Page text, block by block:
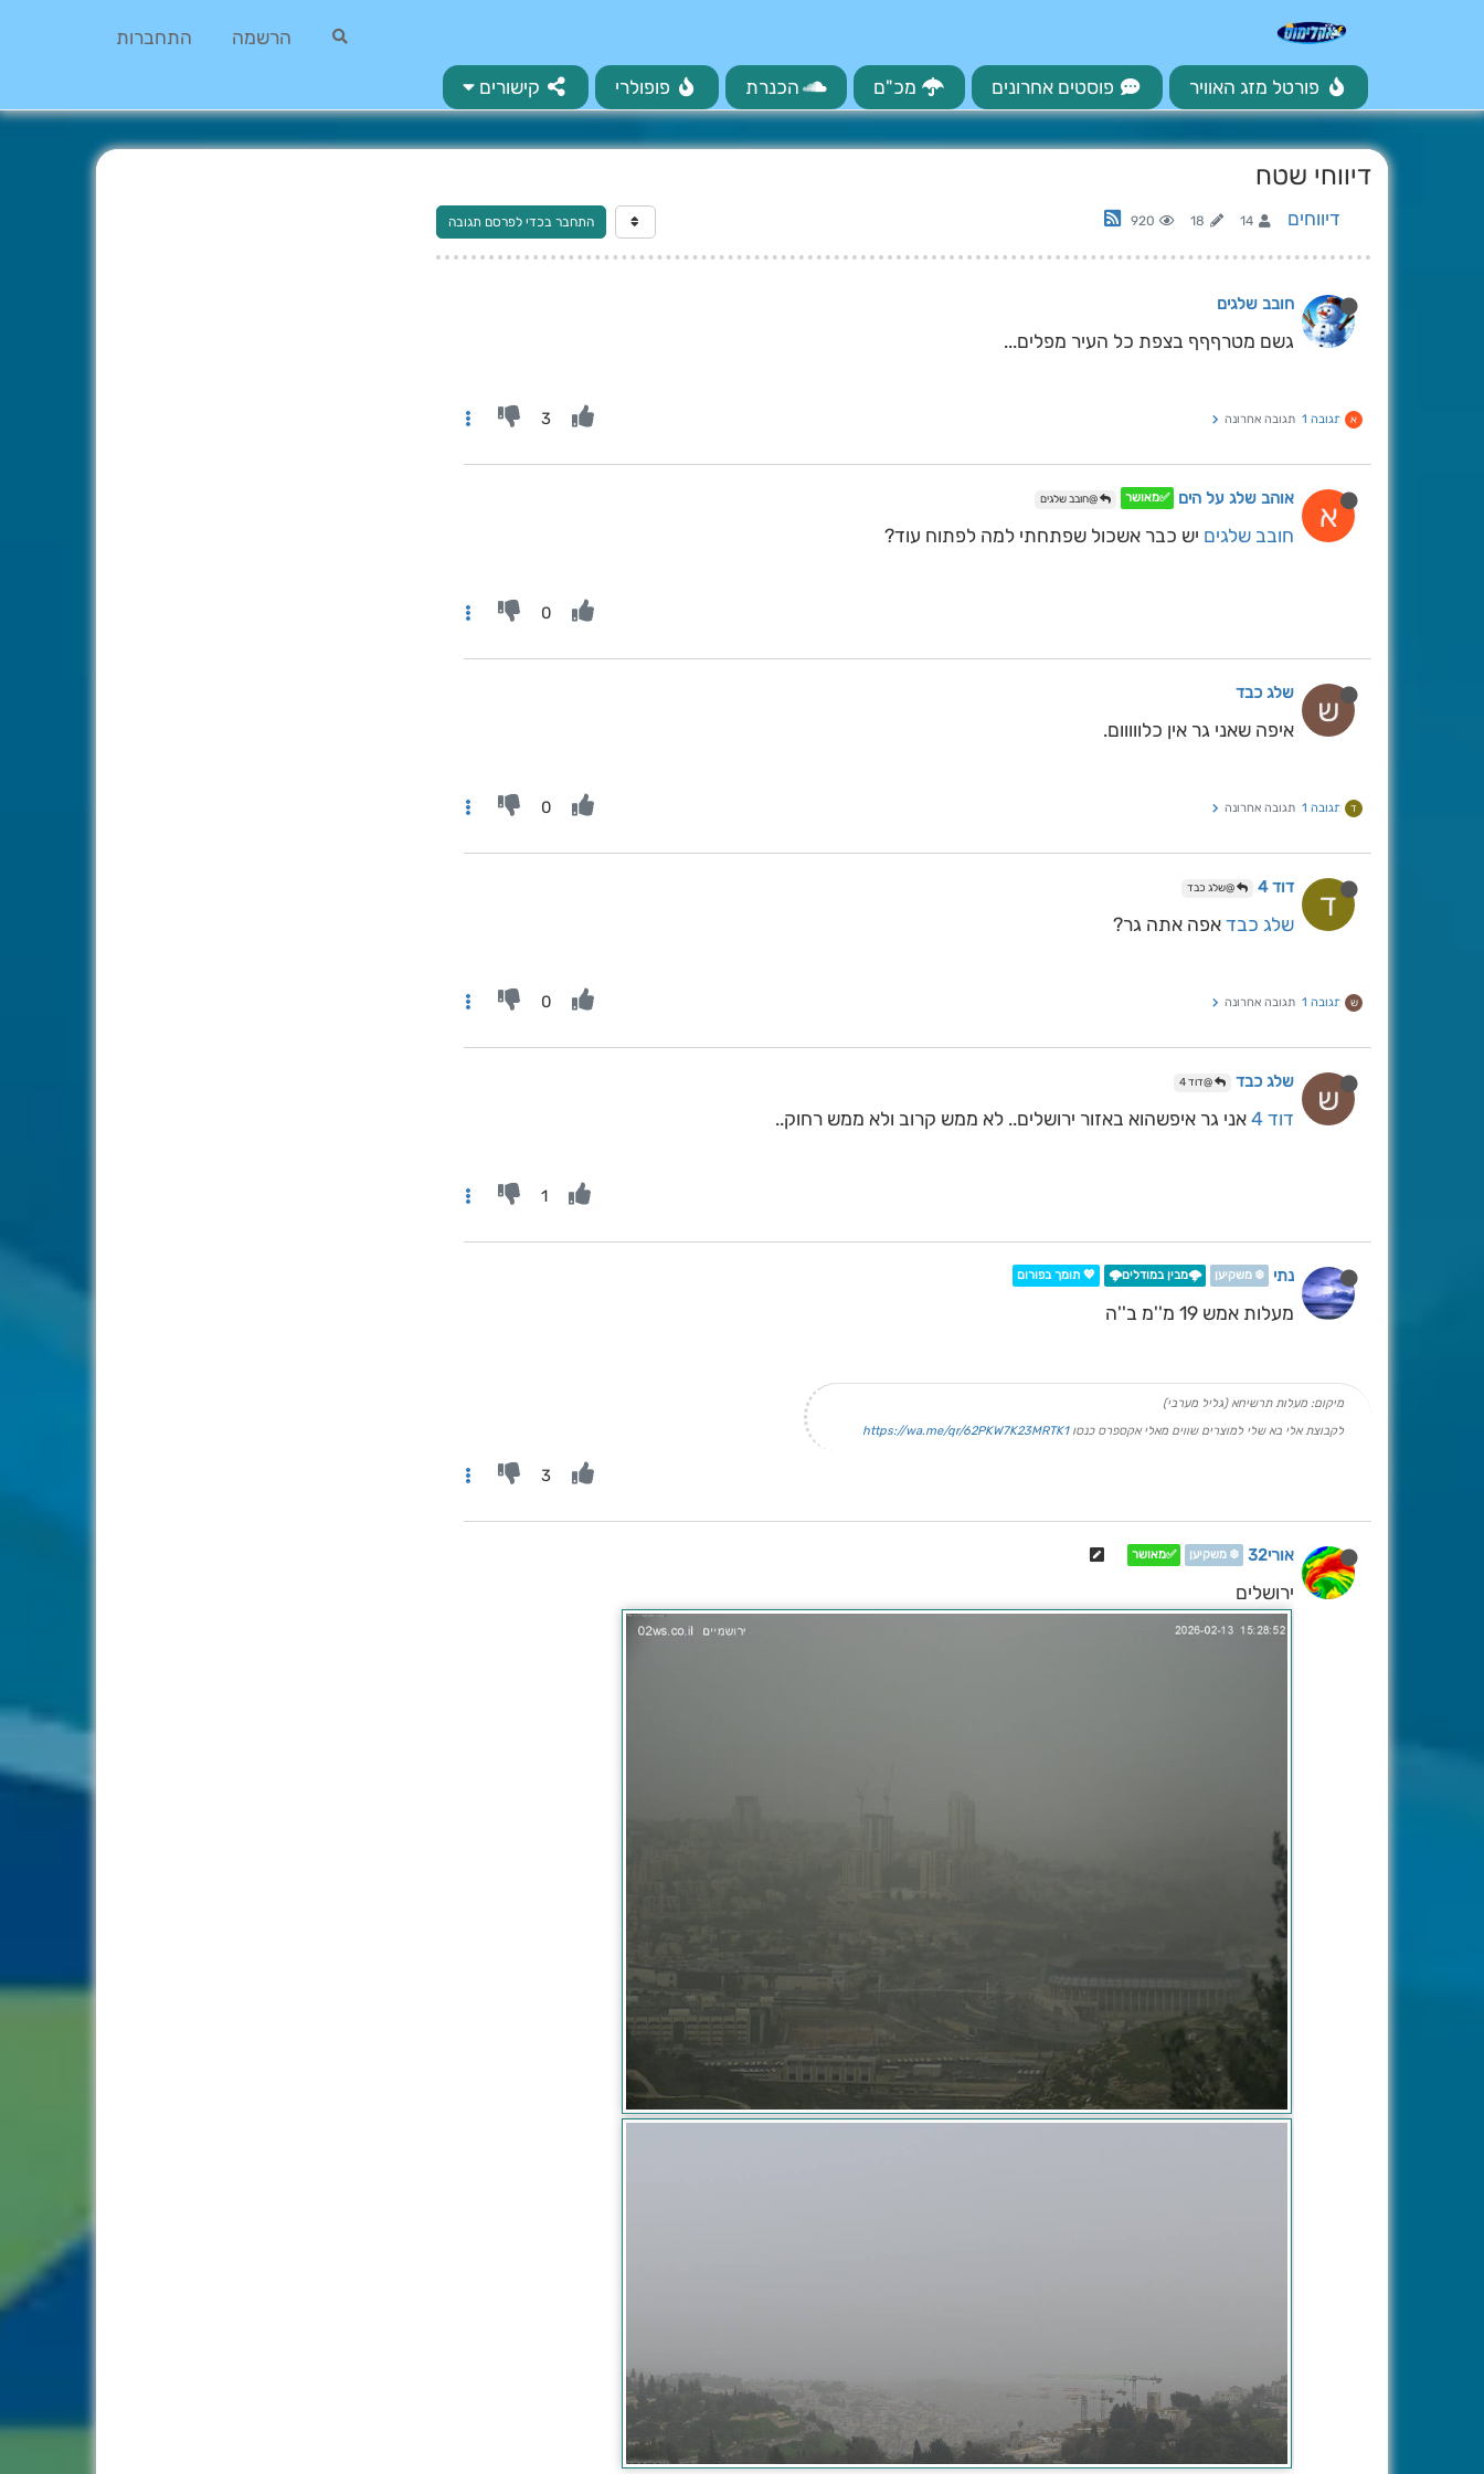
הרשמה התחברות
פורטל מזג האוויר פוסטים אחרונים מכ"ם הכנרת פופולרי קישורים
דיווחי שטח
דיווחים 14
18
920 התחבר בכדי לפרסם תגובה
חובב שלגים
גשם מטרףףף בצפת כל העיר מפלים...
א תגובה 1 תגובה אחרונה 3
א אוהב שלג על הים ✅מאושר @חובב שלגים
חובב שלגים יש כבר אשכול שפתחתי למה לפתוח עוד?
0
ש שלג כבד
איפה שאני גר אין כלווווום.
ד תגובה 1 תגובה אחרונה 0
ד דוד 4 @שלג כבד
שלג כבד אפה אתה גר?
ש תגובה 1 תגובה אחרונה 0
ש שלג כבד @דוד 4
דוד 4 אני גר איפשהוא באזור ירושלים.. לא ממש קרוב ולא ממש רחוק..
1
נתי ❄️ משקיען 🌩️מבין במודלים🌩️ 💖 תומך בפורום
מעלות אמש 19 מ''מ ב''ה
מיקום: מעלות תרשיחא (גליל מערבי)
לקבוצת אלי בא שלי למוצרים שווים מאלי אקספרס כנסוhttps://wa.me/qr/62PKW7K23MRTK1
3
אורי32 ❄️ משקיען ✅מאושר
ירושלים